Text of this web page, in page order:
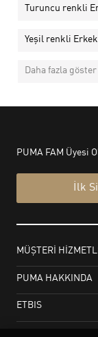
Turuncu renkli
Yeşil renkli
Daha fazla göster